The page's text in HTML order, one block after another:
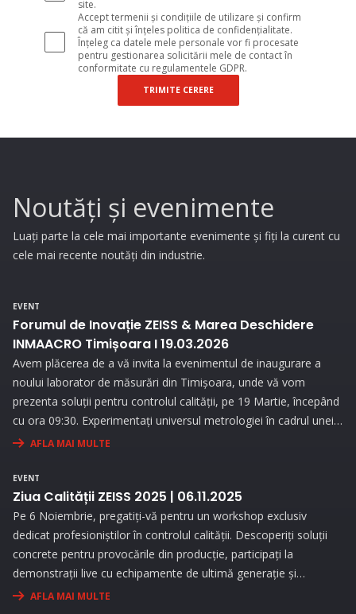
site.
Accept termenii și condițiile de utilizare și confirm
că am citit și înțeles politica de confidențialitate.
Înțeleg ca datele mele personale vor fi procesate
pentru gestionarea solicitării mele de contact în
conformitate cu regulamentele GDPR.
TRIMITE CERERE
Noutăți și evenimente
Luați parte la cele mai importante evenimente și fiți la curent cu
cele mai recente noutăți din industrie.
EVENT
Forumul de Inovație ZEISS & Marea Deschidere
INMAACRO Timișoara I 19.03.2026
Avem plăcerea de a vă invita la evenimentul de inaugurare a
noului laborator de măsurări din Timișoara, unde vă vom
prezenta soluții pentru controlul calității, pe 19 Martie, începând
cu ora 09:30. Experimentați universul metrologiei în cadrul unei
expoziții interesante și prin prezentări interactive!
AFLA MAI MULTE
EVENT
Ziua Calității ZEISS 2025 | 06.11.2025
Pe 6 Noiembrie, pregatiți-vă pentru un workshop exclusiv
dedicat profesioniștilor în controlul calității. Descoperiți soluții
concrete pentru provocările din producție, participați la
demonstrații live cu echipamente de ultimă generație și
beneficiați de consultanță personalizată pentru a vă optimiza
AFLA MAI MULTE